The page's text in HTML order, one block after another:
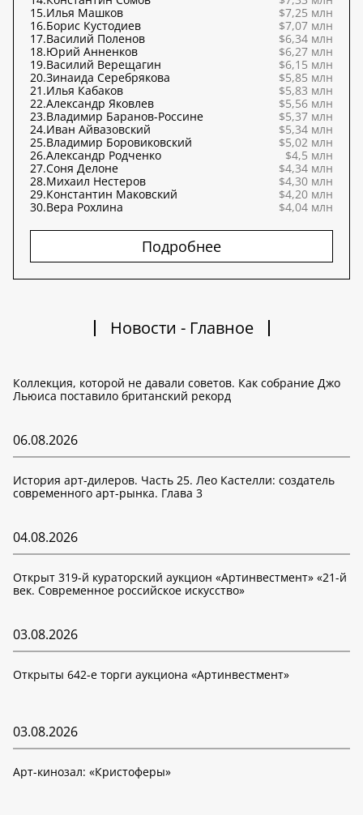
15.Илья Машков
$7,25 млн
16.Борис Кустодиев
$7,07 млн
17.Василий Поленов
$6,34 млн
18.Юрий Анненков
$6,27 млн
19.Василий Верещагин
$6,15 млн
20.Зинаида Серебрякова
$5,85 млн
21.Илья Кабаков
$5,83 млн
22.Александр Яковлев
$5,56 млн
23.Владимир Баранов-Россине
$5,37 млн
24.Иван Айвазовский
$5,34 млн
25.Владимир Боровиковский
$5,02 млн
26.Александр Родченко
$4,5 млн
27.Соня Делоне
$4,34 млн
28.Михаил Нестеров
$4,30 млн
29.Константин Маковский
$4,20 млн
30.Вера Рохлина $4,04 млн
Подробнее
Новости - Главное
Коллекция, которой не давали советов. Как собрание Джо
Льюиса поставило британский рекорд
06.08.2026
История арт-дилеров. Часть 25. Лео Кастелли: создатель
современного арт-рынка. Глава 3
04.08.2026
Открыт 319-й кураторский аукцион «Артинвестмент» «21-й
век. Современное российское искусство»
03.08.2026
Открыты 642-е торги аукциона «Артинвестмент»
03.08.2026
Арт-кинозал: «Кристоферы»